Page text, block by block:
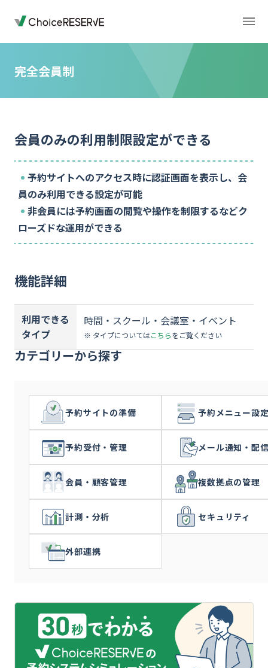
機能 導入事例
業種から選ぶ デモサイト
ご利用の流れ
お問い合わせ
完全会員制
会員のみの利用制限設定ができる
予約サイトへのアクセス時に認証画面を表示し、会
員のみ利用できる設定が可能
非会員には予約画面の閲覧や操作を制限するなどク
ローズドな運用ができる
機能詳細
利用できる
タイプ
時間・スクール・会議室・イベント
※ タイプについてはこちらをご覧ください
カテゴリーから探す
予約サイトの準備 予約メニュー設
予約受付・管理 メール通知・配
会員・顧客管理 複数拠点の管理
計測・分析 セキュリティ
外部連携